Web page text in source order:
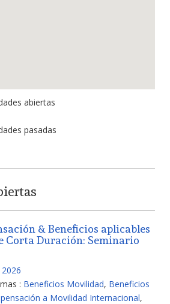
abiertas
pasadas
& Beneficios aplicables
Corta Duración: Seminario
: Beneficios Movilidad, Beneficios
a Movilidad Internacional,